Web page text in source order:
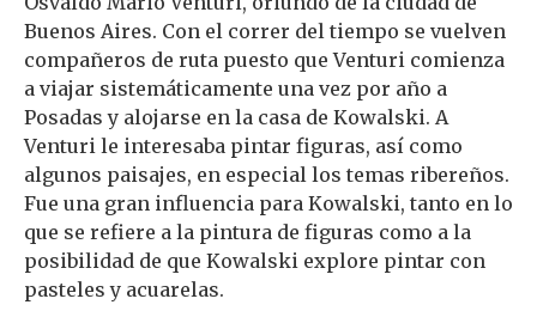
Buenos Aires. Con el correr del tiempo se vuelven
compañeros de ruta puesto que Venturi comienza
a viajar sistemáticamente una vez por año a
Posadas y alojarse en la casa de Kowalski. A
Venturi le interesaba pintar figuras, así como
algunos paisajes, en especial los temas ribereños.
Fue una gran influencia para Kowalski, tanto en lo
que se refiere a la pintura de figuras como a la
posibilidad de que Kowalski explore pintar con
pasteles y acuarelas.